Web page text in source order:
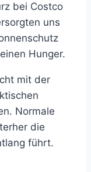
bei Costco
uns
Hunger.
mit der
Normale
die
führt.